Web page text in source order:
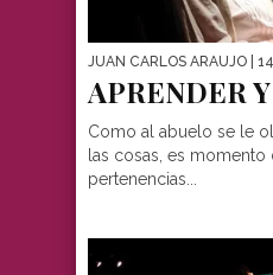
JUAN CARLOS ARAUJO |
APRENDER
Como al abuelo se le
las cosas, es momento
pertenencias...